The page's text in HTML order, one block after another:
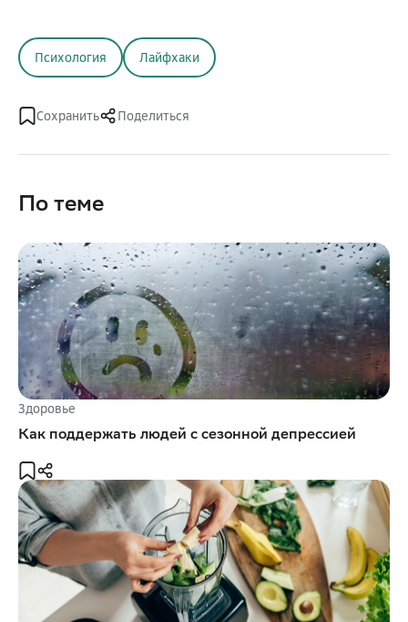
Психология Лайфхаки
Сохранить Поделиться
По теме
Здоровье
Как поддержать людей с сезонной депрессией